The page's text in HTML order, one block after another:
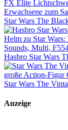
Star Wars The
Hasbro Star Wars
Star Wars The
Anzeige